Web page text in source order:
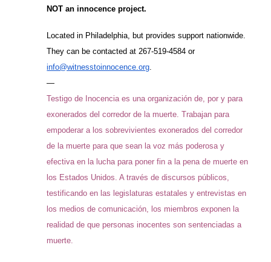
NOT an innocence project.
Located in Philadelphia, but provides support nationwide.
They can be contacted at 267-519-4584​ or
info@witnesstoinnocence.org.
—
Testigo de Inocencia es una organización de, por y para
exonerados del corredor de la muerte. Trabajan para
empoderar a los sobrevivientes exonerados del corredor
de la muerte para que sean la voz más poderosa y
efectiva en la lucha para poner fin a la pena de muerte en
los Estados Unidos. A través de discursos públicos,
testificando en las legislaturas estatales y entrevistas en
los medios de comunicación, los miembros exponen la
realidad de que personas inocentes son sentenciadas a
muerte.